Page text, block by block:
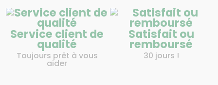
Service client de
qualité
Toujours prêt à vous
aider
Satisfait ou
remboursé
30 jours !